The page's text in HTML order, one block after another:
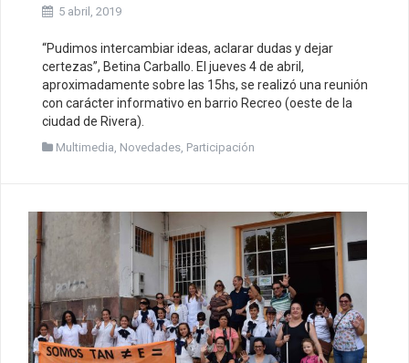
5 abril, 2019
“Pudimos intercambiar ideas, aclarar dudas y dejar
certezas”, Betina Carballo. El jueves 4 de abril,
aproximadamente sobre las 15hs, se realizó una reunión
con carácter informativo en barrio Recreo (oeste de la
ciudad de Rivera).
Multimedia Novedades Participación